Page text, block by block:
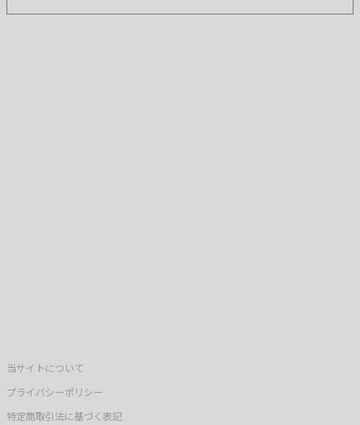
当サイトについて
プライバシーポリシー
特定商取引法に基づく表記